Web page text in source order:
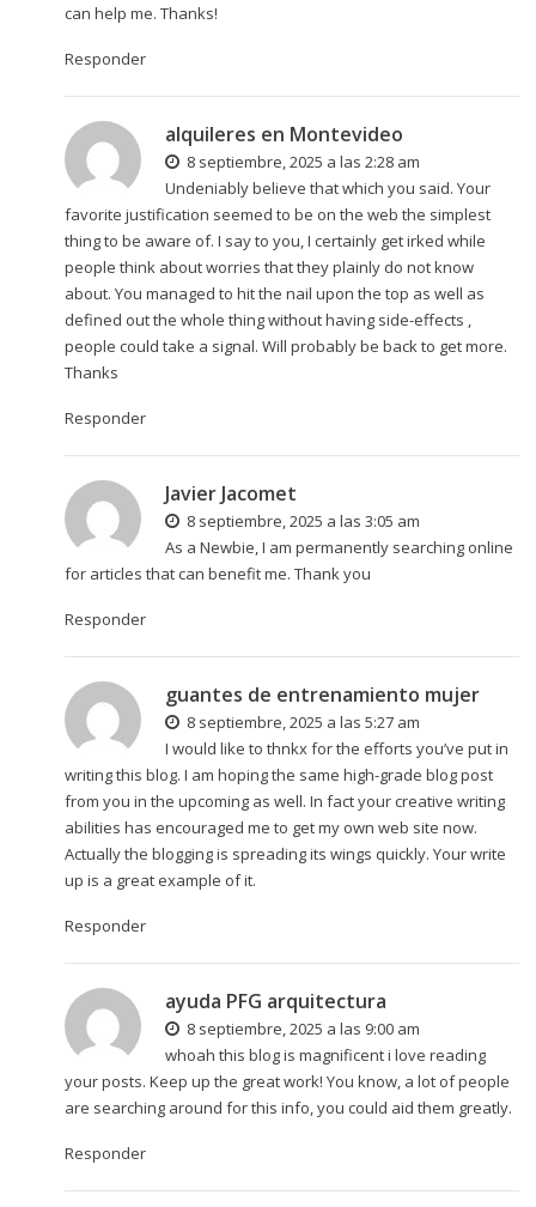
can help me. Thanks!
Responder
alquileres en Montevideo
8 septiembre, 2025 a las 2:28 am
Undeniably believe that which you said. Your
favorite justification seemed to be on the web the simplest
thing to be aware of. I say to you, I certainly get irked while
people think about worries that they plainly do not know
about. You managed to hit the nail upon the top as well as
defined out the whole thing without having side-effects ,
people could take a signal. Will probably be back to get more.
Thanks
Responder
Javier Jacomet
8 septiembre, 2025 a las 3:05 am
As a Newbie, I am permanently searching online
for articles that can benefit me. Thank you
Responder
guantes de entrenamiento mujer
8 septiembre, 2025 a las 5:27 am
I would like to thnkx for the efforts you’ve put in
writing this blog. I am hoping the same high-grade blog post
from you in the upcoming as well. In fact your creative writing
abilities has encouraged me to get my own web site now.
Actually the blogging is spreading its wings quickly. Your write
up is a great example of it.
Responder
ayuda PFG arquitectura
8 septiembre, 2025 a las 9:00 am
whoah this blog is magnificent i love reading
your posts. Keep up the great work! You know, a lot of people
are searching around for this info, you could aid them greatly.
Responder